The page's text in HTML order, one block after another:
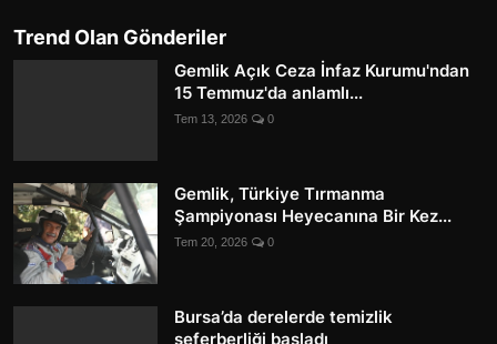
Trend Olan Gönderiler
Gemlik Açık Ceza İnfaz Kurumu'ndan
15 Temmuz'da anlamlı...
Tem 13, 2026 0
Gemlik, Türkiye Tırmanma
Şampiyonası Heyecanına Bir Kez...
Tem 20, 2026 0
Bursa’da derelerde temizlik
seferberliği başladı